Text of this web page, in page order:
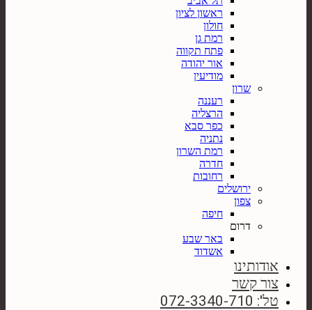
ראשון לציון
חולון
רמת גן
פתח תקווה
אור יהודה
מודיעין
שרון
רעננה
הרצליה
כפר סבא
נתניה
רמת השרון
חדרה
רחובות
ירושלים
צפון
חיפה
דרום
באר שבע
אשדוד
אודותינו
צור קשר
טל': 072-3340-710